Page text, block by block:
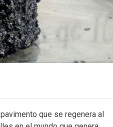
que se regenera al